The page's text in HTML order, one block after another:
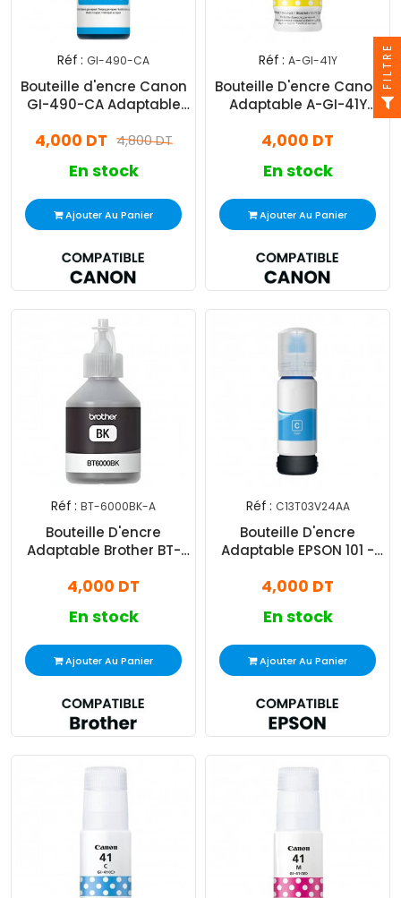
Réf : GI-490-CA
Bouteille d'encre Canon
GI-490-CA Adaptable
4,800 DT
4,000 DT
En stock
Ajouter Au Panier
Réf : A-GI-41Y
Bouteille D'encre Canon
Adaptable A-GI-41Y
4,000 DT
En stock
Ajouter Au Panier
Réf : BT-6000BK-A
Bouteille D'encre
Adaptable Brother BT-
4,000 DT
En stock
Ajouter Au Panier
Réf : C13T03V24AA
Bouteille D'encre
Adaptable EPSON 101 -
4,000 DT
En stock
Ajouter Au Panier
FILTRE